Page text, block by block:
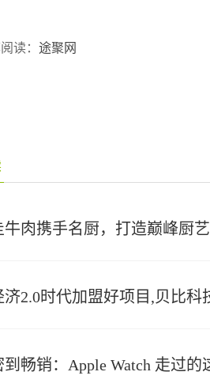
读： 途聚网
牛肉携手名厨，打造巅峰厨
济2.0时代加盟好项目,贝比
到畅销：Apple Watch 走过的